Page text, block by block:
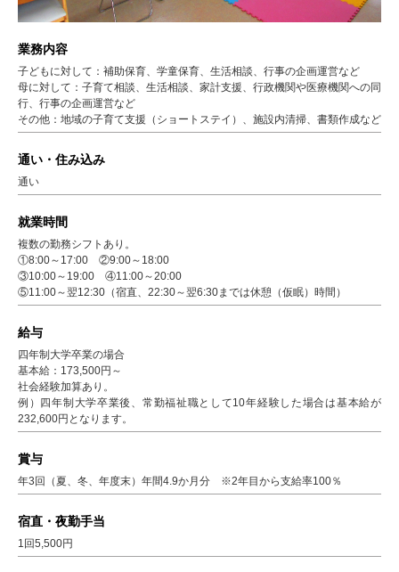
業務内容
子どもに対して：補助保育、学童保育、生活相談、行事の企画運営など
母に対して：子育て相談、生活相談、家計支援、行政機関や医療機関への同
行、行事の企画運営など
その他：地域の子育て支援（ショートステイ）、施設内清掃、書類作成など
通い・住み込み
通い
就業時間
複数の勤務シフトあり。
①8:00～17:00 ②9:00～18:00
③10:00～19:00 ④11:00～20:00
⑤11:00～翌12:30（宿直、22:30～翌6:30までは休憩（仮眠）時間）
給与
四年制大学卒業の場合
基本給：173,500円～
社会経験加算あり。
例）四年制大学卒業後、常勤福祉職として10年経験した場合は基本給が
232,600円となります。
賞与
年3回（夏、冬、年度末）年間4.9か月分 ※2年目から支給率100％
宿直・夜勤手当
1回5,500円